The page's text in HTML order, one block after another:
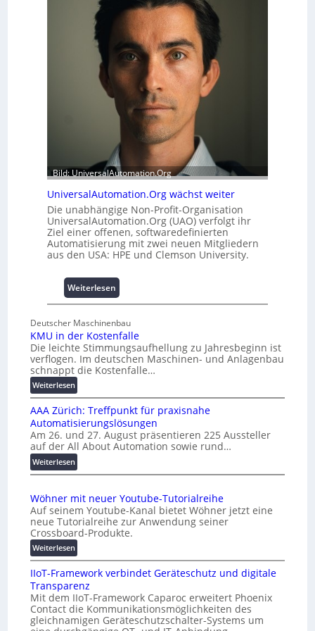
a
t
A
u
b
a
u
e
m
m
n
i
s
e
s
c
h
a
f
f
n
m
u
l
e
i
t
0
u
n
4
0
A
Bild: UniversalAutomation.Org
UniversalAutomation.Org wächst weiter
Die unabhängige Non-Profit-Organisation
UniversalAutomation.Org (UAO) verfolgt ihr
Ziel einer offenen, softwaredefinierten
Automatisierung mit zwei neuen Mitgliedern
aus den USA: HPE und Clemson University.
Weiterlesen
U
i
v
e
r
l
A
u
t
m
t
i
o
O
g
w
ä
Deutscher Maschinenbau
KMU in der Kostenfalle
Die leichte Stimmungsaufhellung zu Jahresbeginn ist
verflogen. Im deutschen Maschinen- und Anlagenbau
schnappt die Kostenfalle…
Weiterlesen:
K
M
U
i
n
d
e
K
o
s
t
e
n
f
a
l
l
e
AAA Zürich: Treffpunkt für praxisnahe
Automatisierungslösungen
Am 26. und 27. August präsentieren 225 Aussteller
auf der All About Automation sowie rund…
Weiterlesen:
A
A
Z
ü
r
i
c
h
:
T
r
e
Wöhner mit neuer Youtube-Tutorialreihe
Auf seinem Youtube-Kanal bietet Wöhner jetzt eine
neue Tutorialreihe zur Anwendung seiner
Crossboard-Produkte.
Weiterlesen:
W
ö
h
n
e
r
IIoT-Framework verbindet Geräteschutz und digitale
Transparenz
Mit dem IIoT-Framework Caparoc erweitert Phoenix
Contact die Kommunikationsmöglichkeiten des
gleichnamigen Geräteschutzschalter-Systems um